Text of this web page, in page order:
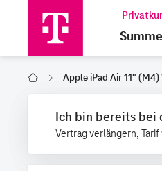
Home Apple iPad Air 11"
Ich bin bereits bei
Vertrag verlängern,